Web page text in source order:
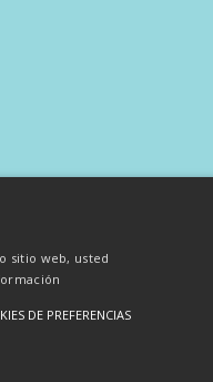
Oficial de Podólogos de
sitio web, usted
DE PREFERENCIAS